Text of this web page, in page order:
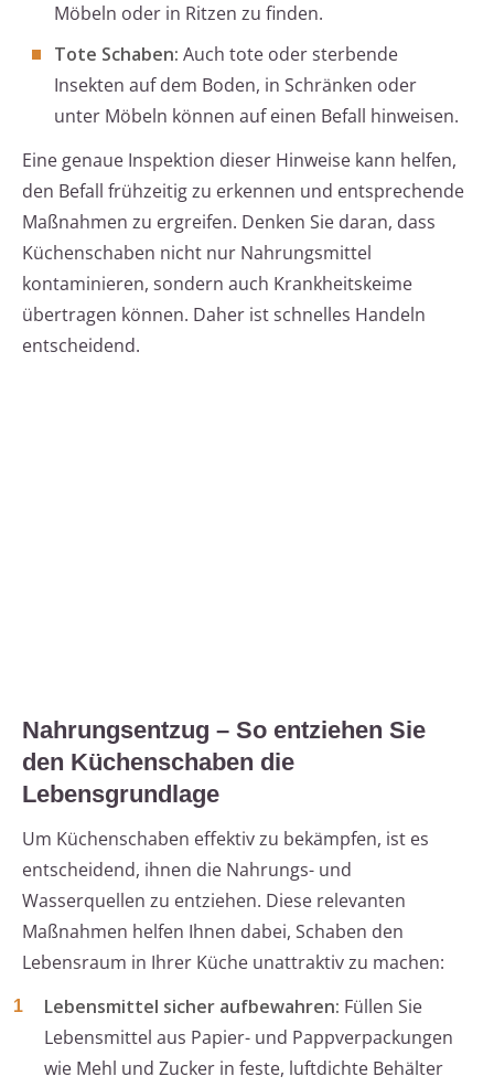
Möbeln oder in Ritzen zu finden.
Tote Schaben: Auch tote oder sterbende
Insekten auf dem Boden, in Schränken oder
unter Möbeln können auf einen Befall hinweisen.
Eine genaue Inspektion dieser Hinweise kann helfen,
den Befall frühzeitig zu erkennen und entsprechende
Maßnahmen zu ergreifen. Denken Sie daran, dass
Küchenschaben nicht nur Nahrungsmittel
kontaminieren, sondern auch Krankheitskeime
übertragen können. Daher ist schnelles Handeln
entscheidend.
Nahrungsentzug – So entziehen Sie
den Küchenschaben die
Lebensgrundlage
Um Küchenschaben effektiv zu bekämpfen, ist es
entscheidend, ihnen die Nahrungs- und
Wasserquellen zu entziehen. Diese relevanten
Maßnahmen helfen Ihnen dabei, Schaben den
Lebensraum in Ihrer Küche unattraktiv zu machen:
Lebensmittel sicher aufbewahren: Füllen Sie
Lebensmittel aus Papier- und Pappverpackungen
wie Mehl und Zucker in feste, luftdichte Behälter